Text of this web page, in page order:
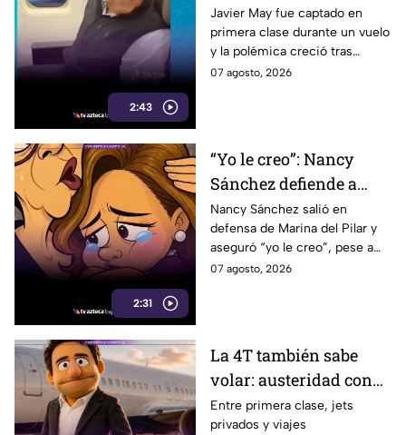
2:43
Captan a Javier May
sonriente en primera
clase y Morena le “jala
las orejas”
Javier May fue captado en
primera clase durante un vuelo
y la polémica creció tras
imágenes de un presunto reloj
07 agosto, 2026
2:31
“Yo le creo”: Nancy
Sánchez defiende a
Marina del Pilar como
si fuera su hija pese a
polémicas
Nancy Sánchez salió en
defensa de Marina del Pilar y
aseguró “yo le creo”, pese a
los audios filtrados y las
07 agosto, 2026
La 4T también sabe
volar: austeridad con
sabor a primera clase
Entre primera clase, jets
privados y viajes